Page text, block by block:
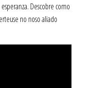
Descobre como
no noso aliado